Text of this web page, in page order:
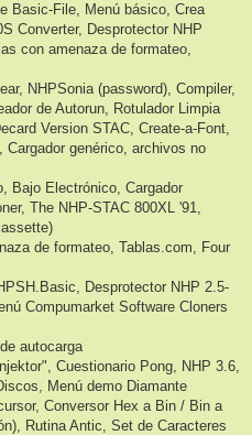
Basic-File, Menú básico, Crea
Converter, Desprotector NHP
con amenaza de formateo,
NHPSonia (password), Compiler,
de Autorun, Rotulador Limpia
Version STAC, Create-a-Font,
genérico, archivos no
Bajo Electrónico, Cargador
The NHP-STAC 800XL '91,
de formateo, Tablas.com, Four
Desprotector NHP 2.5-
Compumarket Software Cloners
autocarga
Cuestionario Pong, NHP 3.6,
Menú demo Diamante
Conversor Hex a Bin / Bin a
Rutina Antic, Set de Caracteres